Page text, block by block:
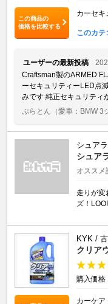
この商品の
価格を比較する
カーセキ
このカテ
ユーザーの最新投稿
Craftsman製のARMED
ーセキュリティーLED点
みです 純正セキュリティ
ぷらとん （愛車：BMW 3
シュア
シュア
オススメ
走りが変
ズ！
KYK /
クリア
購入価格
カーケア